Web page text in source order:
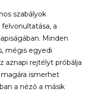
szabályok
a
Minden
mégis egyedi
aznapi rejtélyt próbálja
ismerhet
a néző a másik